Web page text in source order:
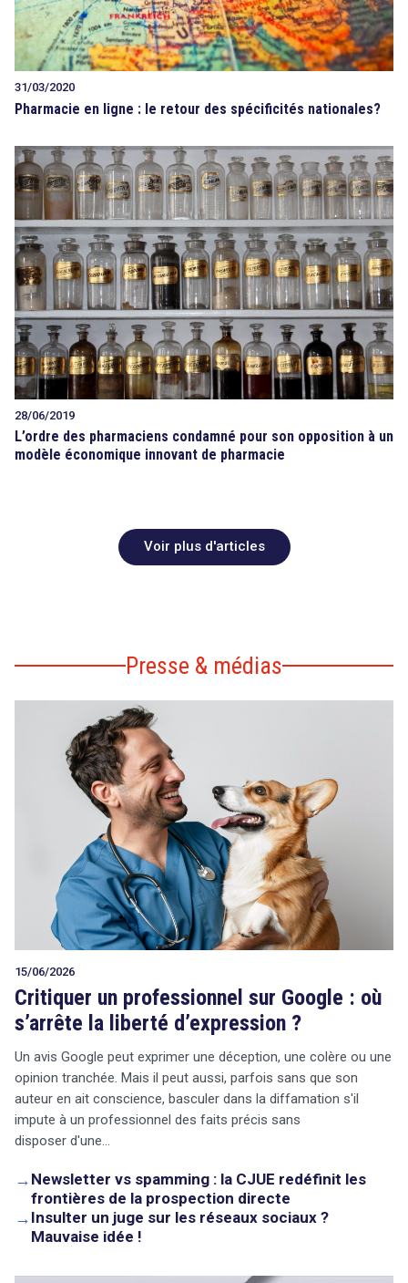
31/03/2020
Pharmacie en ligne : le retour des spécificités nationales?
28/06/2019
L’ordre des pharmaciens condamné pour son opposition à un
modèle économique innovant de pharmacie
Voir plus d'articles
Presse & médias
15/06/2026
Critiquer un professionnel sur Google : où
s’arrête la liberté d’expression ?
Un avis Google peut exprimer une déception, une colère ou une
opinion tranchée. Mais il peut aussi, parfois sans que son
auteur en ait conscience, basculer dans la diffamation s'il
impute à un professionnel des faits précis sans
disposer d'une…
→ Newsletter vs spamming : la CJUE redéfinit les
frontières de la prospection directe
→ Insulter un juge sur les réseaux sociaux ?
Mauvaise idée !